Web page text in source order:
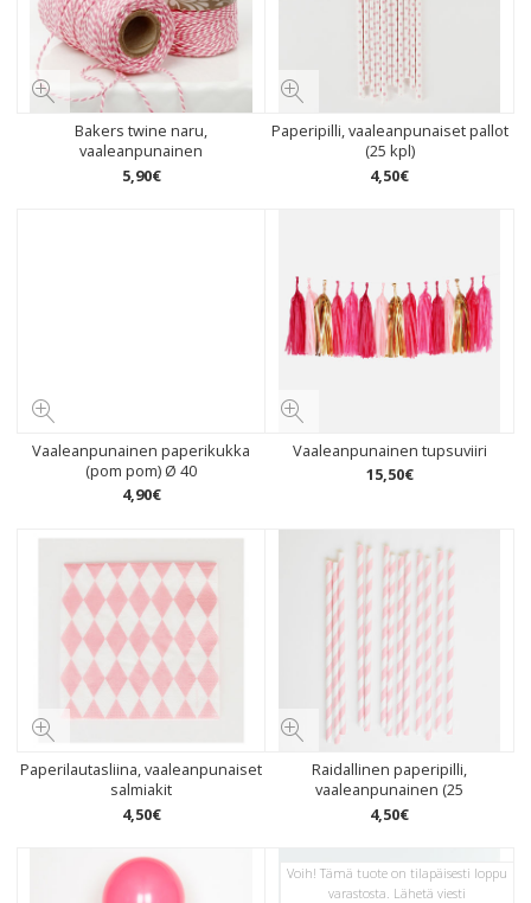
Bakers twine naru,
vaaleanpunainen
5,90€
Paperipilli, vaaleanpunaiset pallot
(25 kpl)
4,50€
Vaaleanpunainen paperikukka
(pom pom) Ø 40
4,90€
Vaaleanpunainen tupsuviiri
15,50€
Paperilautasliina, vaaleanpunaiset
salmiakit
4,50€
Raidallinen paperipilli,
vaaleanpunainen (25
4,50€
Voih! Tämä tuote on tilapäisesti loppu
varastosta. Lähetä viesti